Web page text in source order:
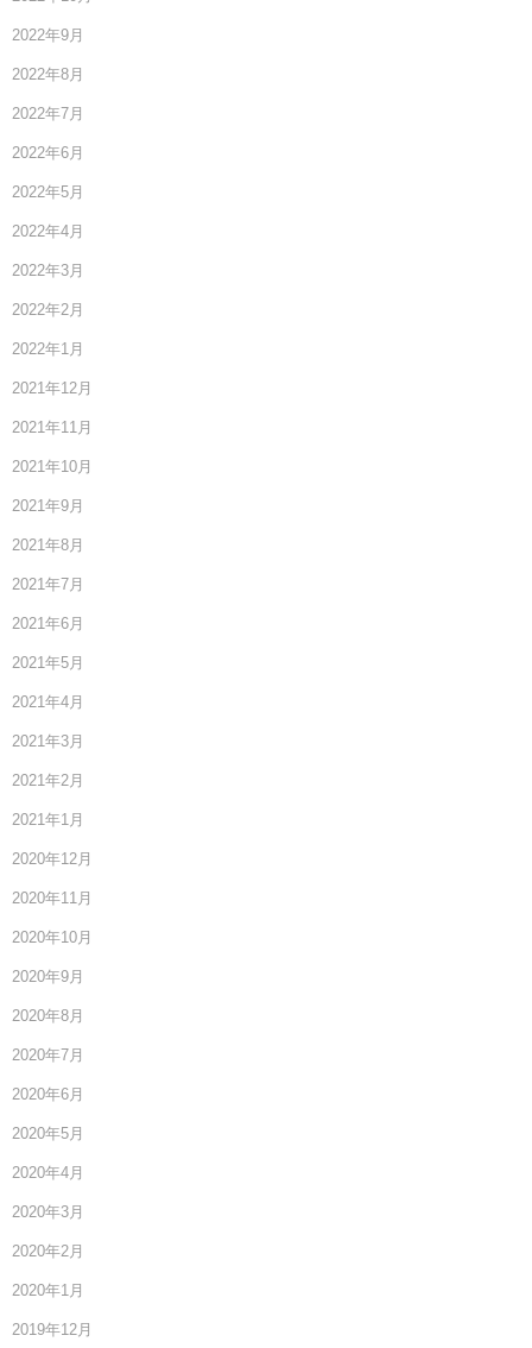
2022年9月
2022年8月
2022年7月
2022年6月
2022年5月
2022年4月
2022年3月
2022年2月
2022年1月
2021年12月
2021年11月
2021年10月
2021年9月
2021年8月
2021年7月
2021年6月
2021年5月
2021年4月
2021年3月
2021年2月
2021年1月
2020年12月
2020年11月
2020年10月
2020年9月
2020年8月
2020年7月
2020年6月
2020年5月
2020年4月
2020年3月
2020年2月
2020年1月
2019年12月